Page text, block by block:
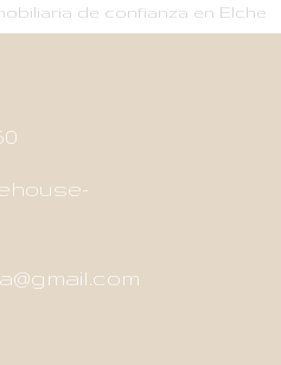
de confianza en Elche